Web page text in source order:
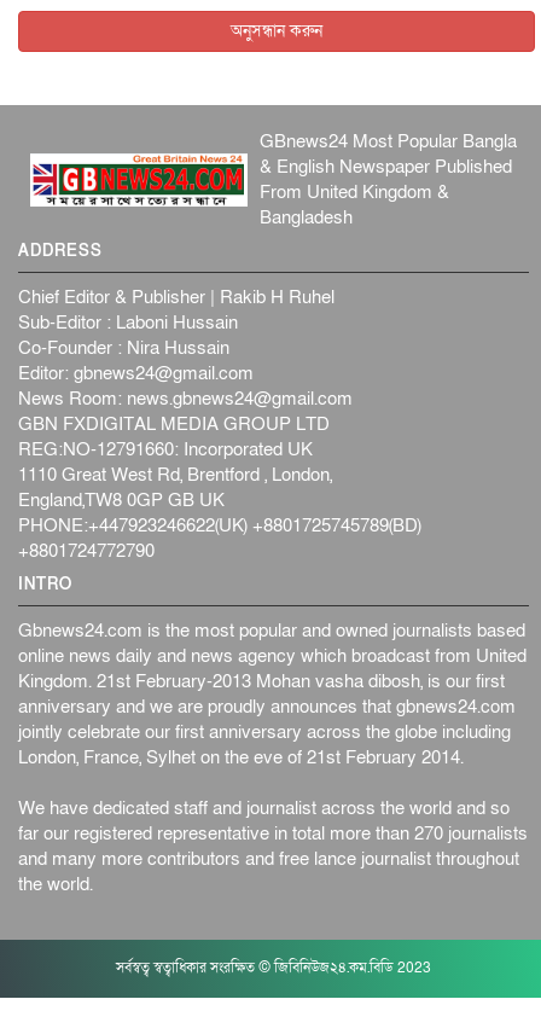
আন্তর্জাতিক ৫ আগস্ট, ২০২৬
অনুসন্ধান করুন
GBnews24 Most Popular Bangla
& English Newspaper Published
From United Kingdom &
Bangladesh
ADDRESS
Chief Editor & Publisher | Rakib H Ruhel
Sub-Editor : Laboni Hussain
Co-Founder : Nira Hussain
Editor: gbnews24@gmail.com
News Room: news.gbnews24@gmail.com
GBN FXDIGITAL MEDIA GROUP LTD
REG:NO-12791660: Incorporated UK
1110 Great West Rd, Brentford , London,
England,TW8 0GP GB UK
PHONE:+447923246622(UK) +8801725745789(BD)
+8801724772790
INTRO
Gbnews24.com is the most popular and owned journalists based
online news daily and news agency which broadcast from United
Kingdom. 21st February-2013 Mohan vasha dibosh, is our first
anniversary and we are proudly announces that gbnews24.com
jointly celebrate our first anniversary across the globe including
London, France, Sylhet on the eve of 21st February 2014.
We have dedicated staff and journalist across the world and so
far our registered representative in total more than 270 journalists
and many more contributors and free lance journalist throughout
the world.
সর্বস্বত্ব স্বত্বাধিকার সংরক্ষিত © জিবিনিউজ২৪.কম.বিডি 2023